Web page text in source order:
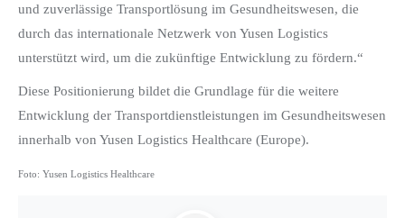
und zuverlässige Transportlösung im Gesundheitswesen, die
durch das internationale Netzwerk von Yusen Logistics
unterstützt wird, um die zukünftige Entwicklung zu fördern.“
Diese Positionierung bildet die Grundlage für die weitere
Entwicklung der Transportdienstleistungen im Gesundheitswesen
innerhalb von Yusen Logistics Healthcare (Europe).
Foto: Yusen Logistics Healthcare